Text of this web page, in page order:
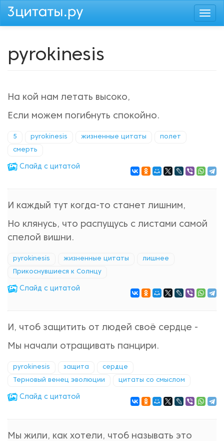
Перейти
pyrokinesis
На кой нам летать высоко,
Если можем погибнуть спокойно.
5 pyrokinesis жизненные цитаты полет
смерть
Cлайд с цитатой
И каждый тут когда-то станет лишним,
Но клянусь, что распущусь с листами самой
спелой вишни.
pyrokinesis жизненные цитаты лишнее
Прикоснувшиеся к Солнцу
Cлайд с цитатой
И, чтоб защитить от людей своё сердце -
Мы начали отращивать панцири.
pyrokinesis защита сердце
Терновый венец эволюции цитаты со смыслом
Cлайд с цитатой
Мы жили, как хотели, чтоб называть это